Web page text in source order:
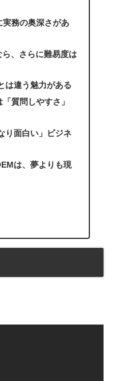
実務の奥深さがあ
、さらに難易度は
は違う魅力がある
質問しやすさ」
り面白い」ビジネ
は、夢よりも現